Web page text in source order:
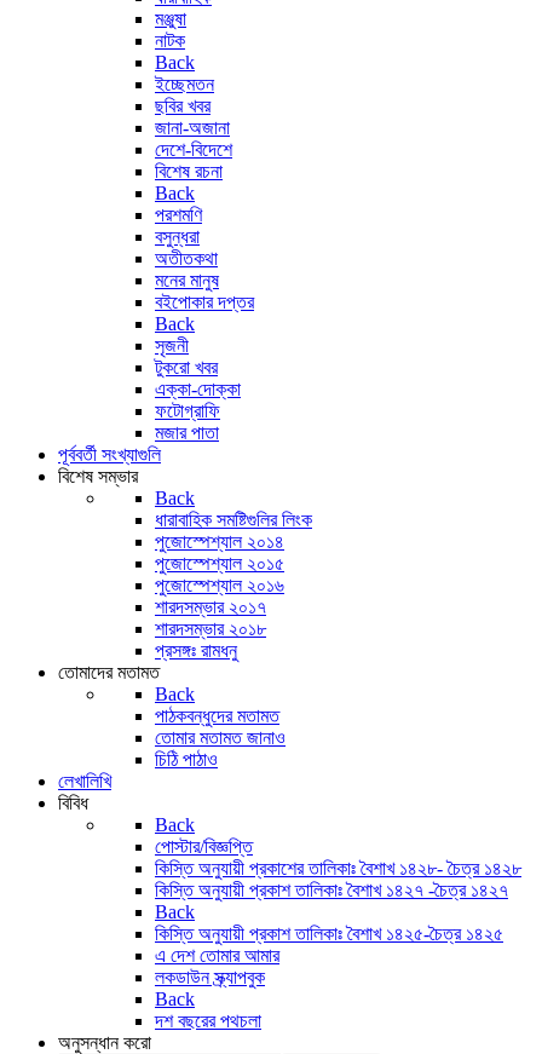
মঞ্জুষা
নাটক
Back
ইচ্ছেমতন
ছবির খবর
জানা-অজানা
দেশে-বিদেশে
বিশেষ রচনা
Back
পরশমণি
বসুন্ধরা
অতীতকথা
মনের মানুষ
বইপোকার দপ্তর
Back
সৃজনী
টুকরো খবর
এক্কা-দোক্কা
ফটোগ্রাফি
মজার পাতা
পূর্ববর্তী সংখ্যাগুলি
বিশেষ সম্ভার
Back
ধারাবাহিক সমষ্টিগুলির লিংক
পুজোস্পেশ্যাল ২০১৪
পুজোস্পেশ্যাল ২০১৫
পুজোস্পেশ্যাল ২০১৬
শারদসম্ভার ২০১৭
শারদসম্ভার ২০১৮
প্রসঙ্গঃ রামধনু
তোমাদের মতামত
Back
পাঠকবন্ধুদের মতামত
তোমার মতামত জানাও
চিঠি পাঠাও
লেখালিখি
বিবিধ
Back
পোস্টার/বিজ্ঞপ্তি
কিস্তি অনুযায়ী প্রকাশের তালিকাঃ বৈশাখ ১৪২৮- চৈত্র ১৪২৮
কিস্তি অনুযায়ী প্রকাশ তালিকাঃ বৈশাখ ১৪২৭ -চৈত্র ১৪২৭
Back
কিস্তি অনুযায়ী প্রকাশ তালিকাঃ বৈশাখ ১৪২৫-চৈত্র ১৪২৫
এ দেশ তোমার আমার
লকডাউন স্ক্র্যাপবুক
Back
দশ বছরের পথচলা
অনুসন্ধান করো